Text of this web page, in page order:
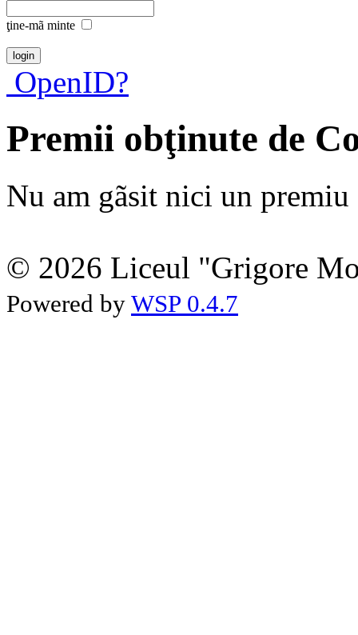
ţine-mã minte
OpenID?
Premii obţinute de
Nu am gãsit nici un premiu
© 2026 Liceul "Grigore
Powered by WSP 0.4.7